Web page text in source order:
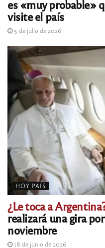
es «muy probable»
visite el país
5 de julio de 2026
HOY PAÍS
¿Le toca a
realizará una gira
noviembre
18 de junio de 2026